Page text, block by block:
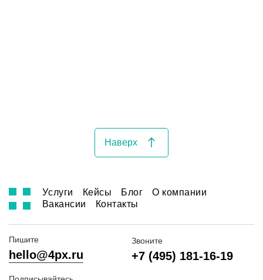
Наверх
Услуги Кейсы Блог
О компании
Вакансии
Контакты
Пишите
hello@4px.ru
Звоните
+7 (495) 181-16-19